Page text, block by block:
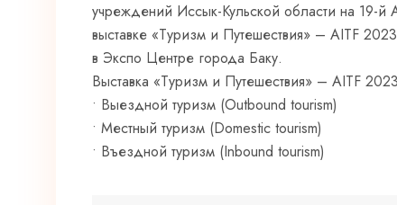
учреждений Иссык-Кульской области на 19-
выставке «Туризм и Путешествия» – AITF
в Экспо Центре города Баку.
Выставка «Туризм и Путешествия» – AITF
• Выездной туризм (Outbound tourism)
• Местный туризм (Domestic tourism)
• Въездной туризм (Inbound tourism)